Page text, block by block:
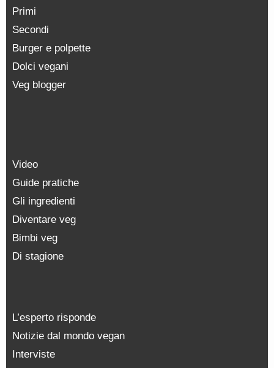
Primi
Secondi
Burger e polpette
Dolci vegani
Veg blogger
Video
Guide pratiche
Gli ingredienti
Diventare veg
Bimbi veg
Di stagione
L’esperto risponde
Notizie dal mondo vegan
Interviste